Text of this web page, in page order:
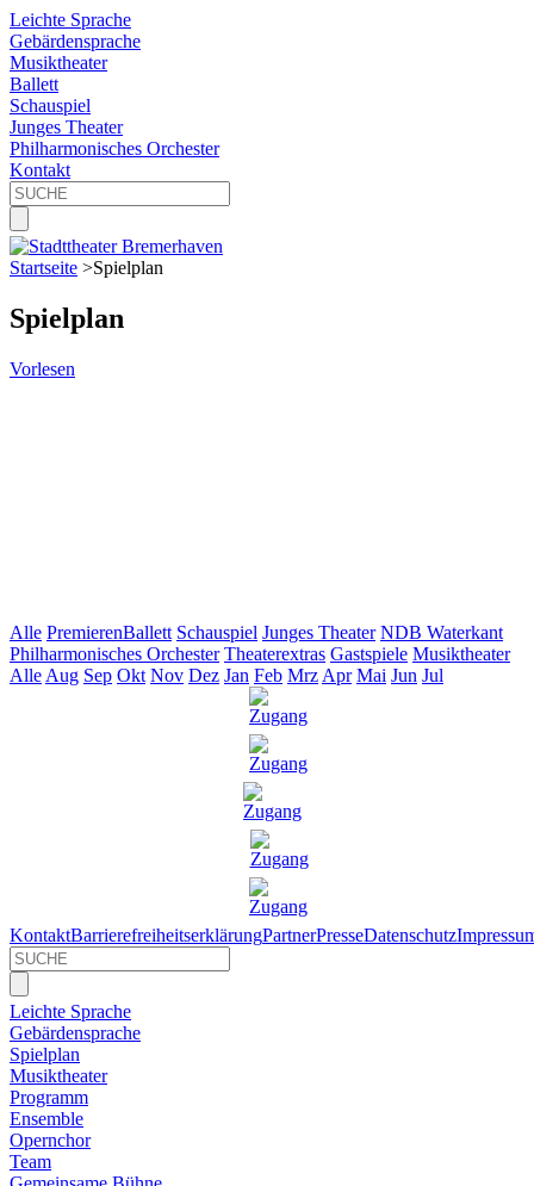
Leichte Sprache
Gebärdensprache
Musiktheater
Ballett
Schauspiel
Junges Theater
Philharmonisches Orchester
Kontakt
Startseite >Spielplan
Spielplan
Vorlesen
Alle PremierenBallett Schauspiel Junges Theater NDB Waterkant
Philharmonisches Orchester Theaterextras Gastspiele Musiktheater
Alle Aug Sep Okt Nov Dez Jan Feb Mrz Apr Mai Jun Jul
KontaktBarrierefreiheitserklärungPartnerPresseDatenschutz
Leichte Sprache
Gebärdensprache
Spielplan
Musiktheater
Programm
Ensemble
Opernchor
Team